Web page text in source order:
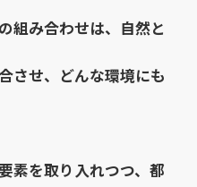
組み合わせは、自然と
させ、どんな環境にも
素を取り入れつつ、都